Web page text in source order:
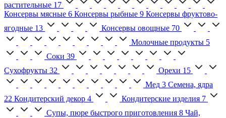
растительные 17
Консервы мясные 6 Консервы рыбные 9 Консервы фруктово-
ягодные 13 Консервы овощные 70
Молочные продукты 5
Соки 39
Сухофрукты 32 Орехи 15
Мед 3 Семена, ядра
22 Кондитерский декор 4 Кондитерские изделия 7
Супы, пюре быстрого приготовления 8 Чай,